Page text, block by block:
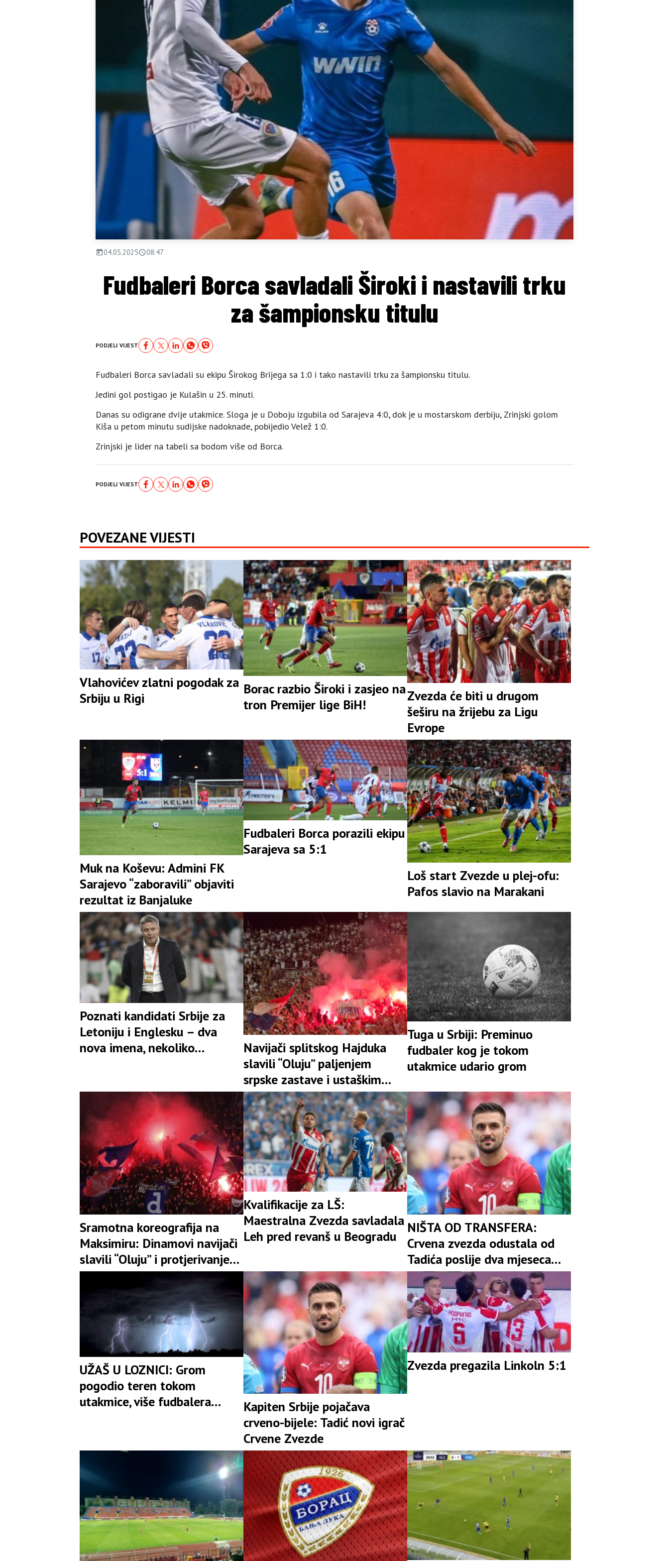
04.05.2025 08:47
Fudbaleri Borca savladali Široki i nastavili trku
za šampionsku titulu
PODJELI VIJEST
Fudbaleri Borca savladali su ekipu Širokog Brijega sa 1:0 i tako nastavili trku za šampionsku titulu.
Јedini gol postigao je Kulašin u 25. minuti.
Danas su odigrane dvije utakmice. Sloga je u Doboju izgubila od Sarajeva 4:0, dok je u mostarskom derbiju, Zrinjski golom
Kiša u petom minutu sudijske nadoknade, pobijedio Velež 1:0.
Zrinjski je lider na tabeli sa bodom više od Borca.
PODJELI VIJEST
POVEZANE VIJESTI
Vlahovićev zlatni pogodak za
Srbiju u Rigi
Borac razbio Široki i zasjeo na
tron Premijer lige BiH!
Zvezda će biti u drugom
šeširu na žrijebu za Ligu
Evrope
Muk na Koševu: Admini FK
Sarajevo “zaboravili” objaviti
rezultat iz Banjaluke
Fudbaleri Borca porazili ekipu
Sarajeva sa 5:1
Loš start Zvezde u plej-ofu:
Pafos slavio na Marakani
Poznati kandidati Srbije za
Letoniju i Englesku – dva
nova imena, nekoliko
Navijači splitskog Hajduka
slavili “Oluju” paljenjem
srpske zastave i ustaškim
pokličima
Tuga u Srbiji: Preminuo
fudbaler kog je tokom
utakmice udario grom
Sramotna koreografija na
Maksimiru: Dinamovi navijači
slavili “Oluju” i protjerivanje
Srba uz stihove Tompsona
Kvalifikacije za LŠ:
Maestralna Zvezda savladala
Leh pred revanš u Beogradu
NIŠTA OD TRANSFERA:
Crvena zvezda odustala od
Tadića poslije dva mjeseca
pregovora
UŽAŠ U LOZNICI: Grom
pogodio teren tokom
utakmice, više fudbalera
Kapiten Srbije pojačava
crveno-bijele: Tadić novi igrač
Crvene Zvezde
Zvezda pregazila Linkoln 5:1